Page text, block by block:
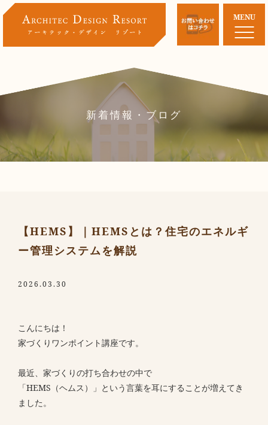
MENU
新着情報・ブログ
【HEMS】｜HEMSとは？住宅のエネルギ
ー管理システムを解説
2026.03.30
こんにちは！
家づくりワンポイント講座です。
最近、家づくりの打ち合わせの中で
「HEMS（ヘムス）」という言葉を耳にすることが増えてき
ました。